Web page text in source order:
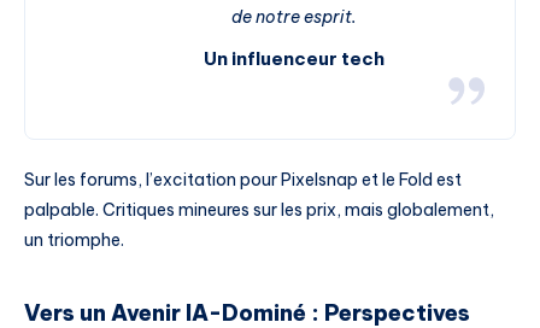
de notre esprit.
Un influenceur tech
Sur les forums, l’excitation pour Pixelsnap et le Fold est
palpable. Critiques mineures sur les prix, mais globalement,
un triomphe.
Vers un Avenir IA-Dominé : Perspectives